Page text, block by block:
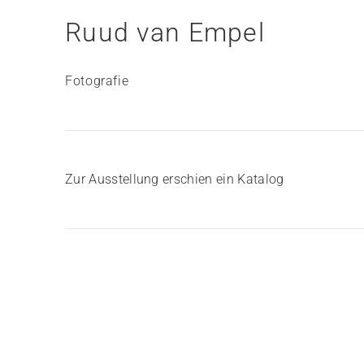
Ruud van Empel
Fotografie
Zur Ausstellung erschien ein Katalog